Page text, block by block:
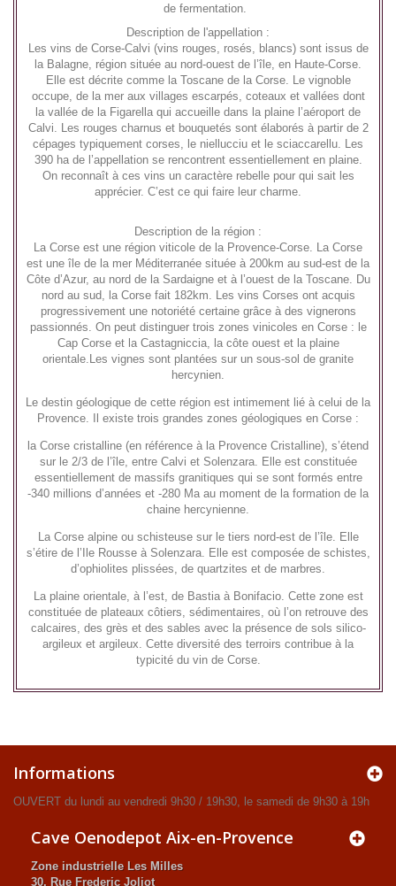
de fermentation.
Description de l'appellation :
Les vins de Corse-Calvi (vins rouges, rosés, blancs) sont issus de
la Balagne, région située au nord-ouest de l’île, en Haute-Corse.
Elle est décrite comme la Toscane de la Corse. Le vignoble
occupe, de la mer aux villages escarpés, coteaux et vallées dont
la vallée de la Figarella qui accueille dans la plaine l’aéroport de
Calvi. Les rouges charnus et bouquetés sont élaborés à partir de 2
cépages typiquement corses, le niellucciu et le sciaccarellu. Les
390 ha de l’appellation se rencontrent essentiellement en plaine.
On reconnaît à ces vins un caractère rebelle pour qui sait les
apprécier. C’est ce qui faire leur charme.
Description de la région :
La Corse est une région viticole de la Provence-Corse. La Corse
est une île de la mer Méditerranée située à 200km au sud-est de la
Côte d’Azur, au nord de la Sardaigne et à l’ouest de la Toscane. Du
nord au sud, la Corse fait 182km. Les vins Corses ont acquis
progressivement une notoriété certaine grâce à des vignerons
passionnés. On peut distinguer trois zones vinicoles en Corse : le
Cap Corse et la Castagniccia, la côte ouest et la plaine
orientale. Les vignes sont plantées sur un sous-sol de granite
hercynien.
Le destin géologique de cette région est intimement lié à celui de la
Provence. Il existe trois grandes zones géologiques en Corse :
la Corse cristalline (en référence à la Provence Cristalline), s’étend
sur le 2/3 de l’île, entre Calvi et Solenzara. Elle est constituée
essentiellement de massifs granitiques qui se sont formés entre
-340 millions d’années et -280 Ma au moment de la formation de la
chaine hercynienne.
La Corse alpine ou schisteuse sur le tiers nord-est de l’île. Elle
s’étire de l’Ile Rousse à Solenzara. Elle est composée de schistes,
d’ophiolites plissées, de quartzites et de marbres.
La plaine orientale, à l’est, de Bastia à Bonifacio. Cette zone est
constituée de plateaux côtiers, sédimentaires, où l’on retrouve des
calcaires, des grès et des sables avec la présence de sols silico-
argileux et argileux. Cette diversité des terroirs contribue à la
typicité du vin de Corse.
Informations
OUVERT du lundi au vendredi 9h30 / 19h30, le samedi de 9h30 à 19h
Cave Oenodepot Aix-en-Provence
Zone industrielle Les Milles
30, Rue Frederic Joliot